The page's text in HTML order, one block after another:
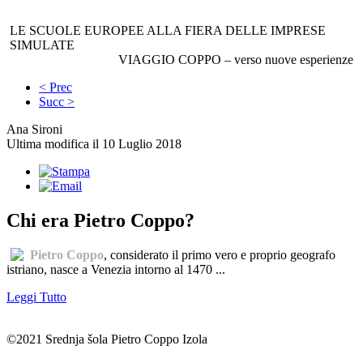
LE SCUOLE EUROPEE ALLA FIERA DELLE IMPRESE
SIMULATE
VIAGGIO COPPO – verso nuove esperienze
< Prec
Succ >
Ana Sironi
Ultima modifica il 10 Luglio 2018
Chi era Pietro Coppo?
Pietro Coppo, considerato il primo vero e proprio geografo
istriano, nasce a Venezia intorno al 1470 ...
Leggi Tutto
©2021 Srednja šola Pietro Coppo Izola